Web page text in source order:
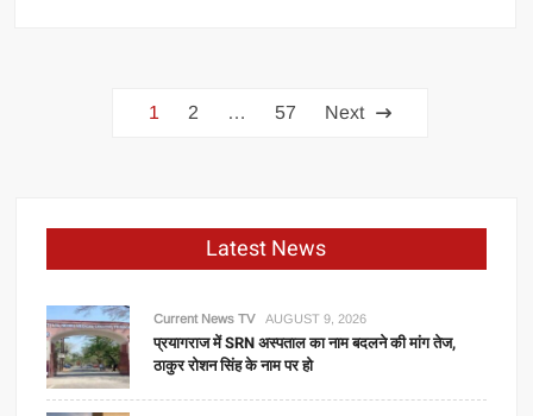
सपा
कलह
तेज़?
-डॉ.
स्मिता
यादव
1 2 … 57 Next
Latest News
Current News TV AUGUST 9, 2026
प्रयागराज में SRN अस्पताल का नाम बदलने की मांग तेज,
ठाकुर रोशन सिंह के नाम पर हो